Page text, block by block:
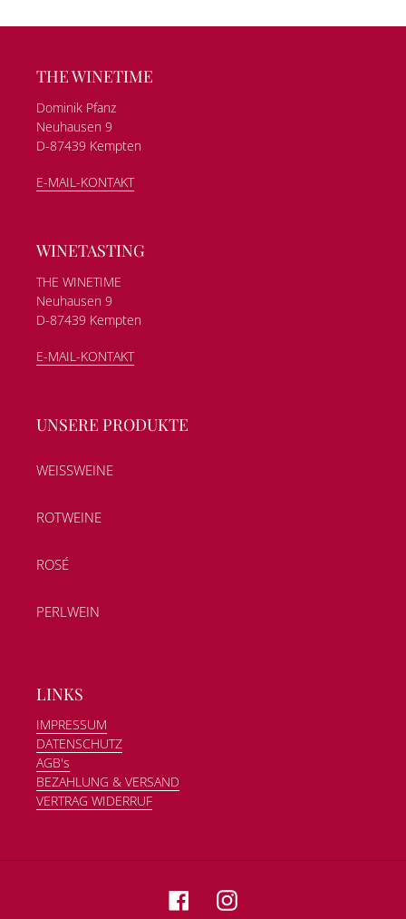
THE WINETIME
Dominik Pfanz
Neuhausen 9
D-87439 Kempten
E-MAIL-KONTAKT
WINETASTING
THE WINETIME
Neuhausen 9
D-87439 Kempten
E-MAIL-KONTAKT
UNSERE PRODUKTE
WEISSWEINE
ROTWEINE
ROSÉ
PERLWEIN
LINKS
IMPRESSUM
DATENSCHUTZ
AGB's
BEZAHLUNG & VERSAND
VERTRAG WIDERRUF
FacebookInstagram